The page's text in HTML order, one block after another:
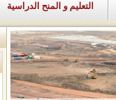
التعليم و المنح الدراسية